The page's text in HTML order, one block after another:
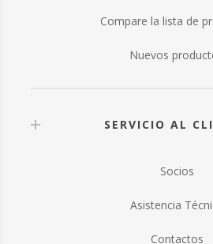
Compare la lista de
Nuevos
SERVICIO AL
Socios
Asistencia
Contactos